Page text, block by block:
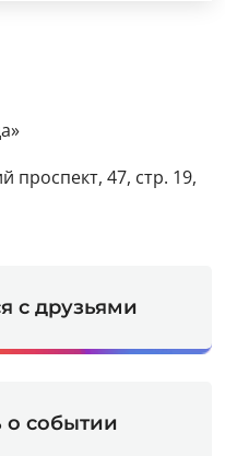
проспект, 47, стр. 19,
с друзьями
о событии